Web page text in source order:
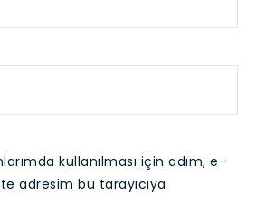
kullanılması için adım, e-
adresim bu tarayıcıya